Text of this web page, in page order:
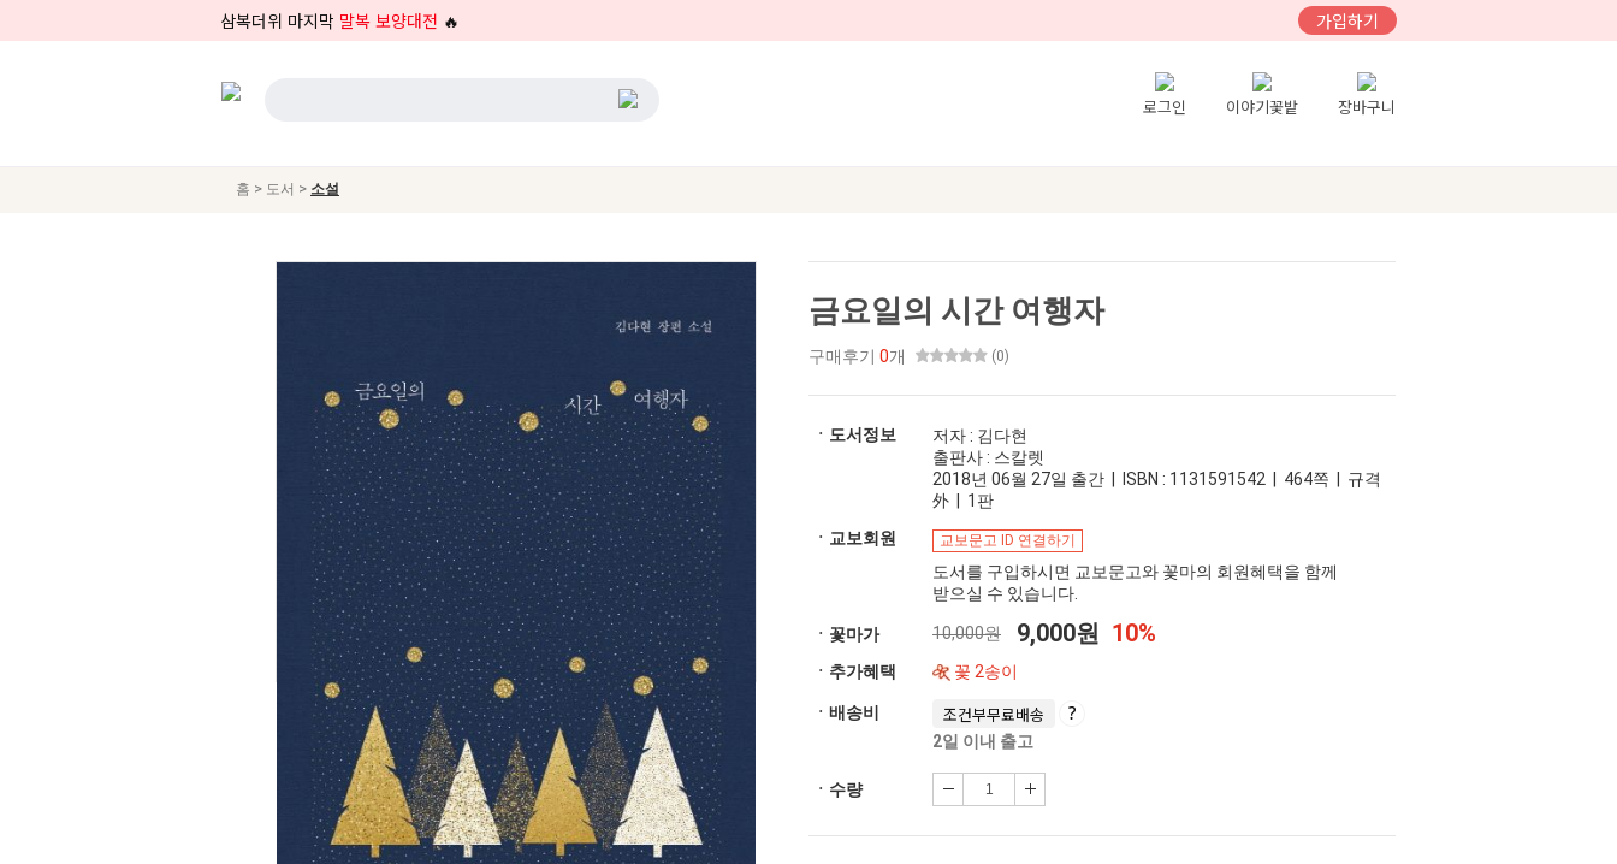
삼복더위 마지막 말복 보양대전 🔥 가입하기
로그인 이야기꽃밭 장바구니
홈 > 도서 > 소설
금요일의 시간 여행자
구매후기 0개 (0)
ㆍ도서정보
저자 : 김다현
출판사 : 스칼렛
2018년 06월 27일 출간 | ISBN : 1131591542 | 464쪽 | 규격
外 | 1판
ㆍ교보회원
교보문고 ID 연결하기
도서를 구입하시면 교보문고와 꽃마의 회원혜택을 함께
받으실 수 있습니다.
ㆍ꽃마가 10,000원 9,000원 10%
ㆍ추가혜택 꽃 2송이
ㆍ배송비 조건부무료배송
2일 이내 출고
ㆍ수량